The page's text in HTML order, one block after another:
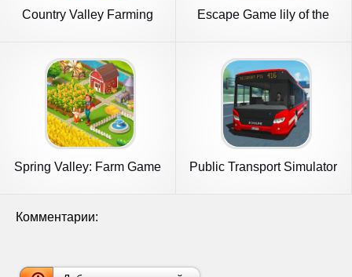
Country Valley Farming
Escape Game lily of the
Spring Valley: Farm Game Public Transport Simulator
Комментарии: